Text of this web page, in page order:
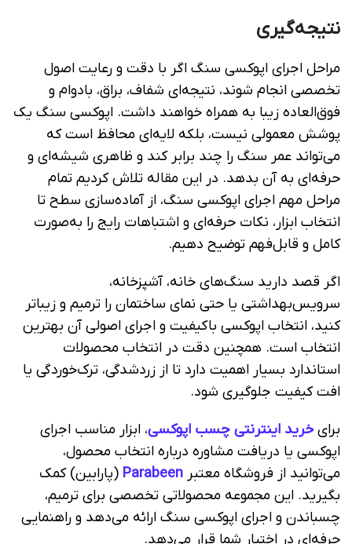
نتیجه‌گیری
مراحل اجرای اپوکسی سنگ اگر با دقت و رعایت اصول
تخصصی انجام شوند، نتیجه‌ای شفاف، براق، بادوام و
فوق‌العاده زیبا به همراه خواهند داشت. اپوکسی سنگ یک
پوشش معمولی نیست، بلکه لایه‌ای محافظ است که
می‌تواند عمر سنگ را چند برابر کند و ظاهری شیشه‌ای و
حرفه‌ای به آن بدهد. در این مقاله تلاش کردیم تمام
مراحل مهم اجرای اپوکسی سنگ، از آماده‌سازی سطح تا
انتخاب ابزار، نکات حرفه‌ای و اشتباهات رایج را به‌صورت
کامل و قابل‌فهم توضیح دهیم.
اگر قصد دارید سنگ‌های خانه، آشپزخانه،
سرویس‌بهداشتی یا حتی نمای ساختمان را ترمیم و زیباتر
کنید، انتخاب اپوکسی باکیفیت و اجرای اصولی آن بهترین
انتخاب است. همچنین دقت در انتخاب محصولات
استاندارد بسیار اهمیت دارد تا از زردشدگی، ترک‌خوردگی یا
افت کیفیت جلوگیری شود.
برایخرید اینترنتی چسب اپوکسی، ابزار مناسب اجرای
اپوکسی یا دریافت مشاوره درباره انتخاب محصول،
می‌توانید از فروشگاه معتبر Parabeen (پارابین) کمک
بگیرید. این مجموعه محصولاتی تخصصی برای ترمیم،
چسباندن و اجرای اپوکسی سنگ ارائه می‌دهد و راهنمایی
حرفه‌ای در اختیار شما قرار می‌دهد.